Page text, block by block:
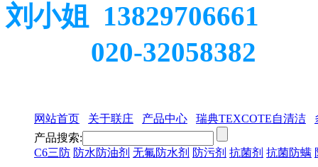
刘小姐 13829706661
020-32058382
网站首页 关于联庄 产品中心 瑞典TEXCOTE自清洁
产品搜索:
C6三防 防水防油剂 无氟防水剂 防污剂 抗菌剂 抗菌防螨